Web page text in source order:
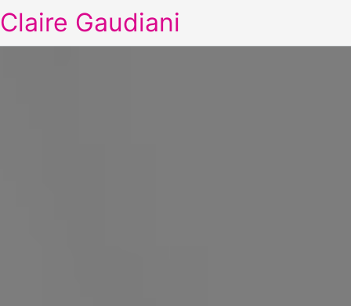
Claire Gaudiani